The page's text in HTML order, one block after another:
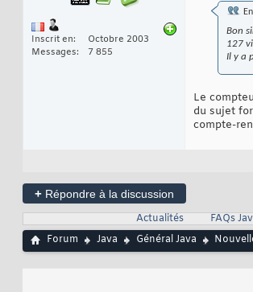
Inscrit en
Octobre 2003
Messages
7 855
Bon
127
Il y a
Le
du sujet
compte-
+ Répondre à la discussion
Actualités
FAQs
Forum
Java Général Java